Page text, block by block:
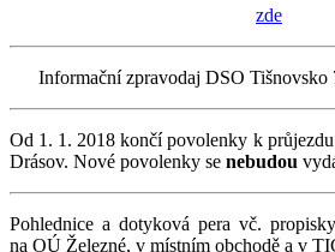
zde
Informační zpravodaj DSO Tišnovsko
Od 1. 1. 2018 končí povolenky k průjezdu
Drásov. Nové povolenky se nebudou
Pohlednice a dotyková pera vč.
na OÚ Železné, v místním obchodě a v